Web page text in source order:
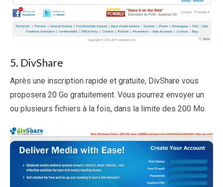
5. DivShare
Après une inscription rapide et gratuite, DivShare vous
proposera 20 Go gratuitement. Vous pourrez envoyer un
ou plusieurs fichiers à la fois, dans la limite des 200 Mo.